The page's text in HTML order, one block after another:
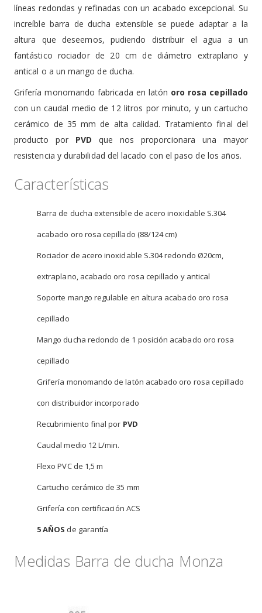
líneas redondas y refinadas con un acabado excepcional. Su
increíble barra de ducha extensible se puede adaptar a la
altura que deseemos, pudiendo distribuir el agua a un
fantástico rociador de 20 cm de diámetro extraplano y
antical o a un mango de ducha.
Grifería monomando fabricada en latón oro rosa cepillado
con un caudal medio de 12 litros por minuto, y un cartucho
cerámico de 35 mm de alta calidad. Tratamiento final del
producto por PVD que nos proporcionara una mayor
resistencia y durabilidad del lacado con el paso de los años.
Características
Barra de ducha extensible de acero inoxidable S.304
acabado oro rosa cepillado (88/124 cm)
Rociador de acero inoxidable S.304 redondo Ø20cm,
extraplano, acabado oro rosa cepillado y antical
Soporte mango regulable en altura acabado oro rosa
cepillado
Mango ducha redondo de 1 posición acabado oro rosa
cepillado
Grifería monomando de latón acabado oro rosa cepillado
con distribuidor incorporado
Recubrimiento final por PVD
Caudal medio 12 L/min.
Flexo PVC de 1,5 m
Cartucho cerámico de 35 mm
Grifería con certificación ACS
5 AÑOS de garantía
Medidas Barra de ducha Monza